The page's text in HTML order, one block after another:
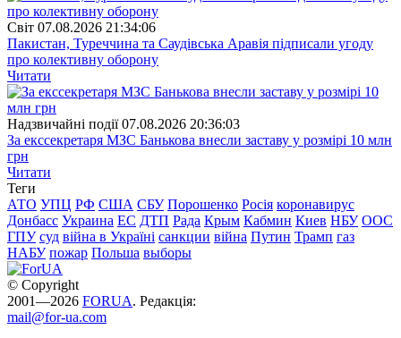
Свiт 07.08.2026 21:34:06
Пакистан, Туреччина та Саудівська Аравія підписали угоду
про колективну оборону
Читати
Надзвичайні події 07.08.2026 20:36:03
За екссекретаря МЗС Банькова внесли заставу у розмірі 10 млн
грн
Читати
Теги
АТО УПЦ РФ США СБУ Порошенко Росія коронавирус
Донбасс Украина ЕС ДТП Рада Крым Кабмин Киев НБУ ООС
ГПУ суд війна в Україні санкции війна Путин Трамп газ
НАБУ пожар Польша выборы
© Copyright
2001—2026 FORUA. Редакція:
mail@for-ua.com